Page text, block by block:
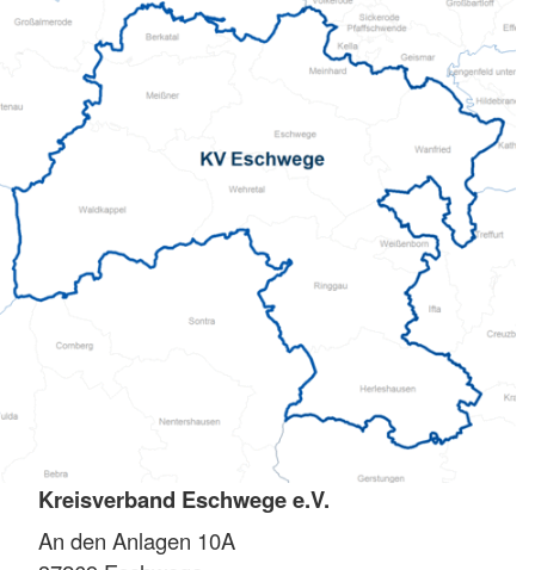
Kreisverband Eschwege e.V.
An den Anlagen 10A